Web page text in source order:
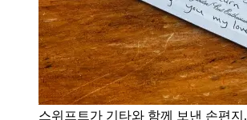
스위프트가 기타와 함께 보낸 손편지.